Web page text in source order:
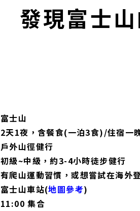
發現富士
富士山
2天1夜，含餐食(一泊3食)/住宿一
戶外山徑健行
初級~中級，約3-4小時徒步健行
有爬山運動習慣，或想嘗試在海外
富士山車站(地圖參考)
11:00 集合